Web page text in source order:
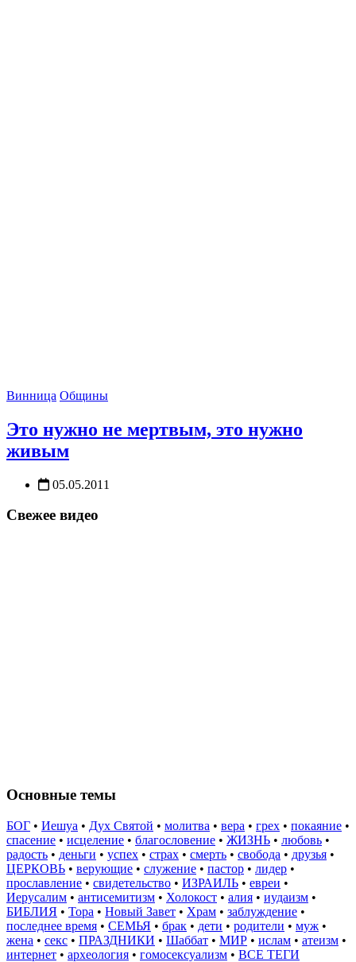
Винница Общины
Это нужно не мертвым, это нужно
живым
05.05.2011
Свежее видео
Основные темы
БОГ • Иешуа • Дух Святой • молитва • вера • грех • покаяние •
спасение • исцеление • благословение • ЖИЗНЬ • любовь •
радость • деньги • успех • страх • смерть • свобода • друзья •
ЦЕРКОВЬ • верующие • служение • пастор • лидер •
прославление • свидетельство • ИЗРАИЛЬ • евреи •
Иерусалим • антисемитизм • Холокост • алия • иудаизм •
БИБЛИЯ • Тора • Новый Завет • Храм • заблуждение •
последнее время • СЕМЬЯ • брак • дети • родители • муж •
жена • секс • ПРАЗДНИКИ • Шаббат • МИР • ислам • атеизм •
интернет • археология • гомосексуализм • ВСЕ ТЕГИ